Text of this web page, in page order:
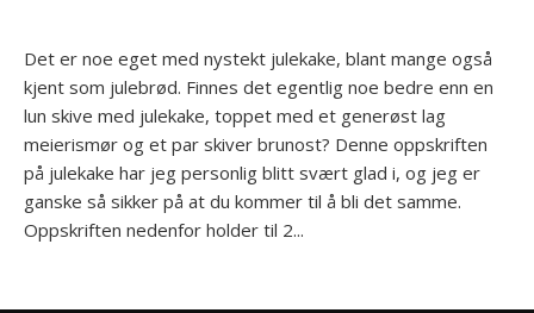
Det er noe eget med nystekt julekake, blant mange også
kjent som julebrød. Finnes det egentlig noe bedre enn en
lun skive med julekake, toppet med et generøst lag
meierismør og et par skiver brunost? Denne oppskriften
på julekake har jeg personlig blitt svært glad i, og jeg er
ganske så sikker på at du kommer til å bli det samme.
Oppskriften nedenfor holder til 2...